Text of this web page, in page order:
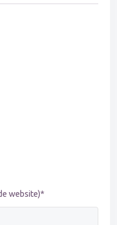
website)*